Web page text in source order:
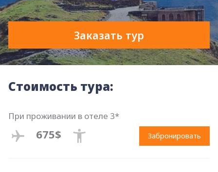
Заказать тур
Стоимость тура:
При проживании в отеле 3*
675$ Забронировать